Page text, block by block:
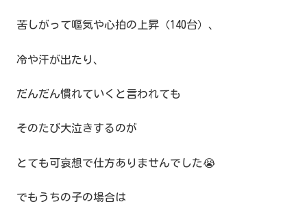
苦しがって嘔気や心拍の上昇（140台）、
冷や汗が出たり、
だんだん慣れていくと言われても
そのたび大泣きするのが
とても可哀想で仕方ありませんでした😭
でもうちの子の場合は